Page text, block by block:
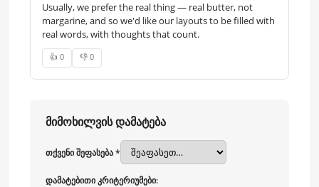
Usually, we prefer the real thing — real butter, not
margarine, and so we'd like our layouts to be filled with
real words, with thoughts that count.
👍 0 👎 0
მიმოხილვის დამატება
თქვენი შეფასება *
დამატებითი კრიტერიუმები: